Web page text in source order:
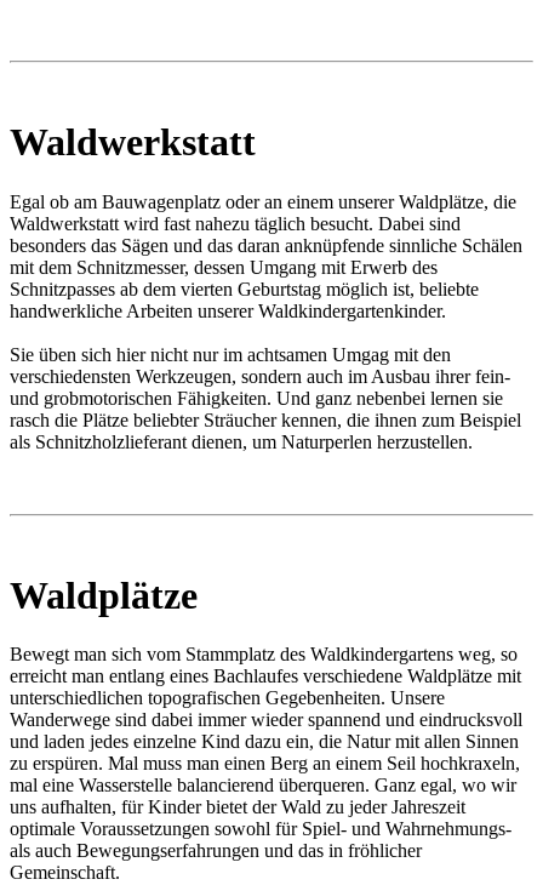
Waldwerkstatt
Egal ob am Bauwagenplatz oder an einem unserer Waldplätze, die
Waldwerkstatt wird fast nahezu täglich besucht. Dabei sind
besonders das Sägen und das daran anknüpfende sinnliche Schälen
mit dem Schnitzmesser, dessen Umgang mit Erwerb des
Schnitzpasses ab dem vierten Geburtstag möglich ist, beliebte
handwerkliche Arbeiten unserer Waldkindergartenkinder.
Sie üben sich hier nicht nur im achtsamen Umgag mit den
verschiedensten Werkzeugen, sondern auch im Ausbau ihrer fein-
und grobmotorischen Fähigkeiten. Und ganz nebenbei lernen sie
rasch die Plätze beliebter Sträucher kennen, die ihnen zum Beispiel
als Schnitzholzlieferant dienen, um Naturperlen herzustellen.
Waldplätze
Bewegt man sich vom Stammplatz des Waldkindergartens weg, so
erreicht man entlang eines Bachlaufes verschiedene Waldplätze mit
unterschiedlichen topografischen Gegebenheiten. Unsere
Wanderwege sind dabei immer wieder spannend und eindrucksvoll
und laden jedes einzelne Kind dazu ein, die Natur mit allen Sinnen
zu erspüren. Mal muss man einen Berg an einem Seil hochkraxeln,
mal eine Wasserstelle balancierend überqueren. Ganz egal, wo wir
uns aufhalten, für Kinder bietet der Wald zu jeder Jahreszeit
optimale Voraussetzungen sowohl für Spiel- und Wahrnehmungs-
als auch Bewegungserfahrungen und das in fröhlicher
Gemeinschaft.